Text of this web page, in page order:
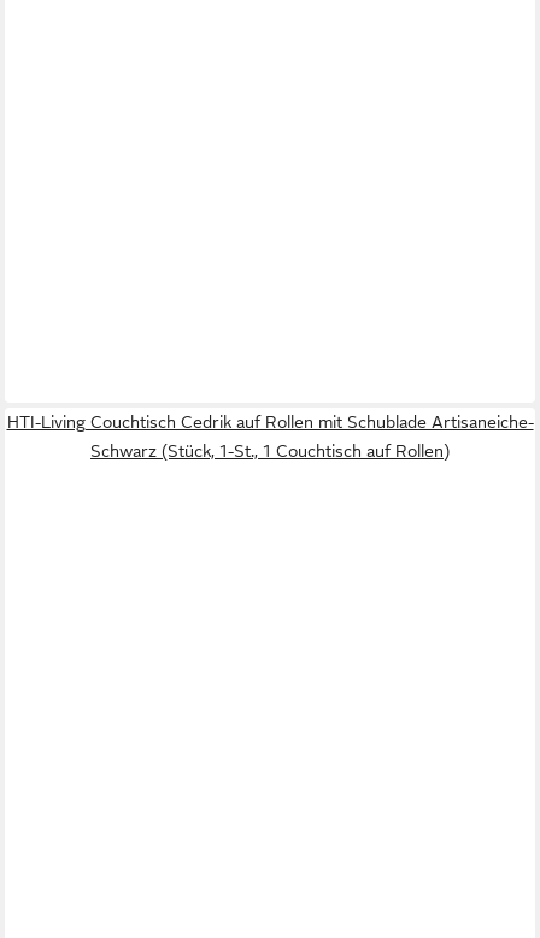
HTI-Living Couchtisch Cedrik auf Rollen mit Schublade Artisaneiche-
Schwarz (Stück, 1-St., 1 Couchtisch auf Rollen)